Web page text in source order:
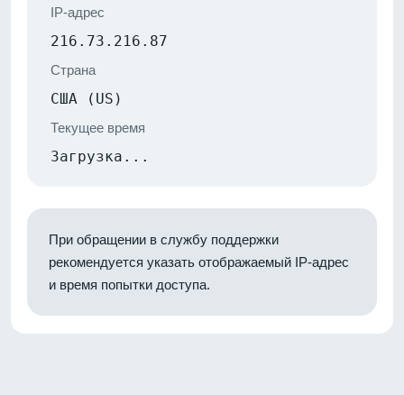
IP-адрес
216.73.216.87
Страна
США (US)
Текущее время
Загрузка...
При обращении в службу поддержки
рекомендуется указать отображаемый IP-адрес
и время попытки доступа.